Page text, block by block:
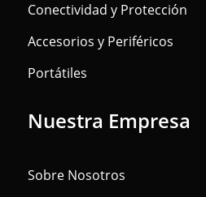
Conectividad y Protección
Accesorios y Periféricos
Portátiles
Nuestra Empresa
Sobre Nosotros